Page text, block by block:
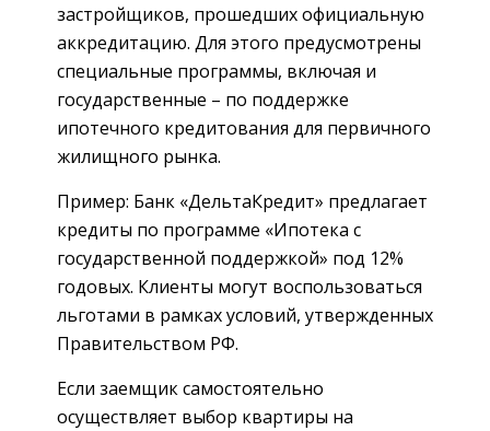
застройщиков, прошедших официальную
аккредитацию. Для этого предусмотрены
специальные программы, включая и
государственные – по поддержке
ипотечного кредитования для первичного
жилищного рынка.
Пример: Банк «ДельтаКредит» предлагает
кредиты по программе «Ипотека с
государственной поддержкой» под 12%
годовых. Клиенты могут воспользоваться
льготами в рамках условий, утвержденных
Правительством РФ.
Если заемщик самостоятельно
осуществляет выбор квартиры на